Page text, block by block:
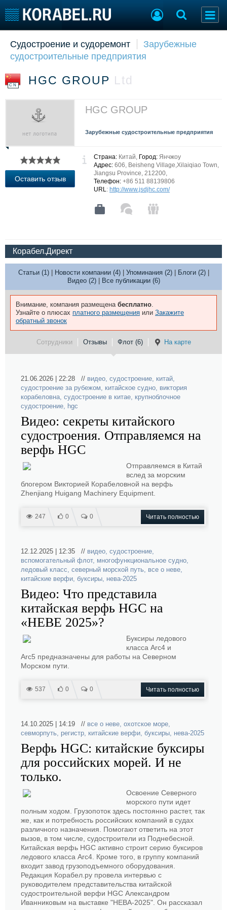
Судостроение
Пульс
Компании
Работа
Крюинг
Журнал
Торговая площадка
Доска объявлений
Оборудование
Материалы
Конференции
Выставки и семинары
Флот
Галерея флота
Отзывы
Судостроение и судоремонт
Зарубежные
судостроительные предприятия
CN HGC GROUP Ltd
HGC GROUP
Зарубежные судостроительные предприятия
Оставить отзыв
Страна: Китай, Город: Янчжоу
Адрес: 606, Beisheng Village,Xilaiqiao Town,
Jiangsu Province, 212200,
Телефон: +86 511 88139806
URL: http://www.jsdjhc.com/
Корабел.Директ
Статьи (1)| Новости компании (4)| Упоминания (2)| Блоги (2)|
Видео (2)| Все публикации (6)
Внимание, компания размещена бесплатно.
Узнайте о плюсах платного размещения или Закажите
обратный звонок
Сотрудники Отзывы Флот (6) На карте
21.06.2026 | 22:28 // видео, судостроение, китай,
судостроение за рубежом, китайское судно, виктория
корабеловна, судостроение в китае, крупноблочное
судостроение, hgc
Видео: секреты китайского
судостроения. Отправляемся на
верфь HGC
Отправляемся в Китай
вслед за морским
блогером Викторией Корабеловной на верфь
Zhenjiang Huigang Machinery Equipment.
247 0 0 Читать полностью
12.12.2025 | 12:35 // видео, судостроение,
вспомогательный флот, многофункциональное судно,
ледовый класс, северный морской путь, все о неве,
китайские верфи, буксиры, нева-2025
Видео: Что представила
китайская верфь HGC на
«НЕВЕ 2025»?
Буксиры ледового
класса Arc4 и
Arc5 предназначены для работы на Северном
Морском пути.
537 0 0 Читать полностью
14.10.2025 | 14:19 // все о неве, охотское море,
севморпуть, регистр, китайские верфи, буксиры, нева-2025
Верфь HGC: китайские буксиры
для российских морей. И не
только.
Освоение Северного
морского пути идет
полным ходом. Грузопоток здесь постоянно растет, так
же, как и потребность российских компаний в судах
различного назначения. Помогают ответить на этот
вызов, в том числе, судостроители из Поднебесной.
Китайская верфь HGC активно строит серию буксиров
ледового класса Arc4. Кроме того, в группу компаний
входит завод грузоподъемного оборудования.
Редакция Корабел.ру провела интервью с
руководителем представительства китайской
судостроительной верфи HGC Александром
Иванниковым на выставке "НЕВА-2025". Он рассказал